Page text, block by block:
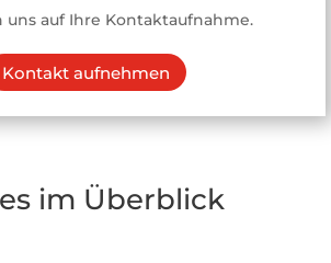
uns auf Ihre Kontaktaufnahme.
Kontakt aufnehmen
im Überblick